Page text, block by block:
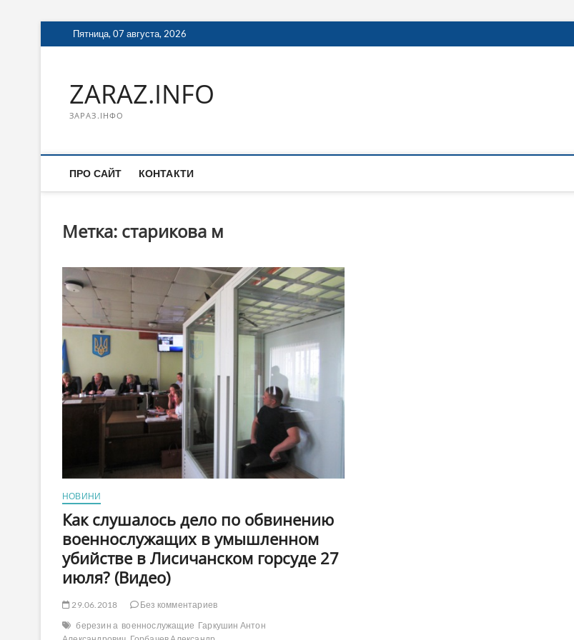
Перейти
к
Пятница, 07 августа, 2026
ZARAZ.INFO
ЗАРАЗ.ІНФО
ПРО САЙТ КОНТАКТИ
Метка: старикова м
НОВИНИ
Как слушалось дело по обвинению
военнослужащих в умышленном
убийстве в Лисичанском горсуде 27
июля? (Видео)
29.06.2018
Без комментариев
березин а военнослужащие Гаркушин Антон